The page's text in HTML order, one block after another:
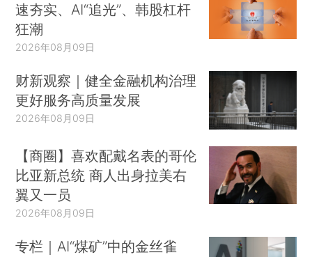
速夯实、AI“追光”、韩股杠杆
狂潮
2026年08月09日
财新观察｜健全金融机构治理
更好服务高质量发展
2026年08月09日
【商圈】喜欢配戴名表的哥伦
比亚新总统 商人出身拉美右
翼又一员
2026年08月09日
专栏｜AI“煤矿”中的金丝雀